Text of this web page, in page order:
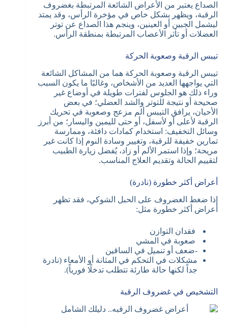
الصداع يعتبر من الأعراض الشائعة المرتبطة بغضروف
الرقبة، ويظهر بشكل خاص في مؤخرة الرأس، وقد يمتد
ليشمل الجبين أو العينين، وينجم هذا الصداع عن توتر
العضلات أو تأثر الأعصاب المرتبطة بمنطقة الرأس.
تيبس الرقبة وصعوبة الحركة
تيبس الرقبة وصعوبة الحركة هما من المشاكل الشائعة
التي يواجهها العديد من الأشخاص، وغالبًا ما يكون السبب
وراء ذلك هو الجلوس لفترات طويلة في أوضاع غير
صحيحة أو نتيجة للتوتر والشد العضلي؛ في بعض
الأحيان، يرافق التيبس ألم مزعج وصعوبة في تحريك
الرقبة لأعلى أو لأسفل، أو حتى لليمين واليسار؛ من أبرز
وسائل التخفيف: استخدام كمادات دافئة، وممارسة
تمارين خفيفة للرقبة، وتغيير وسادة النوم إذا كانت غير
مريحة؛ وإذا استمر الألم أو زاد، يُفضل زيارة الطبيب
لتقييم الحالة وتقديم العلاج المناسب.
أعراض أكثر خطورة (نادرة)
إذا ضغط الغضروف على الحبل الشوكي، فقد تظهر
أعراض أكثر خطورة مثل:
فقدان التوازن
صعوبة في المشي
-ضعف أو تنميل في الساقين
مشكلات في التحكم في المثانة أو الأمعاء (نادرة
جداً لكنها حالة طارئة تتطلب تدخلًا فورياً).
التشخيص في غضروف الرقبة